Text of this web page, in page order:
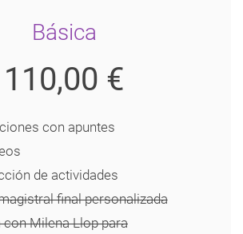
Básica
110,00 €
con apuntes
de actividades
final personalizada
con Milena Llop para